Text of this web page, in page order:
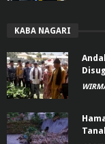
KABA NAGARI